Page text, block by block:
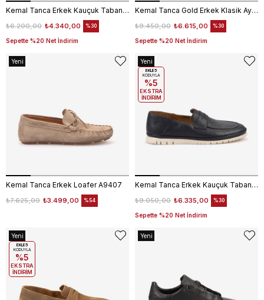
Kemal Tanca Erkek Kauçuk Tabanlı Comfort Günlük Terlik 110
₺4.340,00
₺6.200,00
Sepette %20 Net İndirim
%30
Kemal Tanca Gold Erkek Klasik Ayakkabı 871-36
₺6.615,00
₺9.450,00
Sepette %20 Net İndirim
%30
Kemal Tanca Erkek Loafer A9407
₺3.499,00
₺7.625,00 %54
Yeni
Kemal Tanca Erkek Kauçuk Tabanlı Günlük Ayakkabı 2404
₺6.335,00
₺9.050,00
Sepette %20 Net İndirim
%30
Yeni
Ürün
EKLE5
KODUYLA
%5
EKSTRA
İNDİRİM
Yeni
Ürün
EKLE5
KODUYLA
%5
EKSTRA
İNDİRİM
Yeni